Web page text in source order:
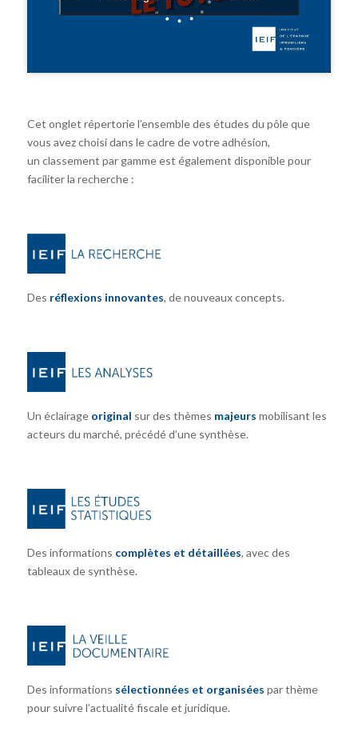
Cet onglet répertorie l’ensemble des études du pôle que
vous avez choisi dans le cadre de votre adhésion,
un classement par gamme est également disponible pour
faciliter la recherche :
Des réflexions innovantes, de nouveaux concepts.
Un éclairage original sur des thèmes majeurs mobilisant les
acteurs du marché, précédé d’une synthèse.
Des informations complètes et détaillées, avec des
tableaux de synthèse.
Des informations sélectionnées et organisées par thème
pour suivre l’actualité fiscale et juridique.